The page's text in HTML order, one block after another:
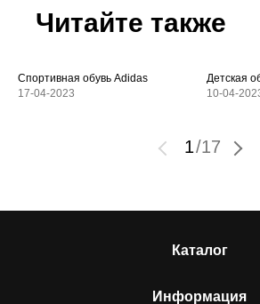
Читайте также
Спортивная обувь Adidas
17-04-2023
Детская
10-04-
1/17
Каталог
Информация